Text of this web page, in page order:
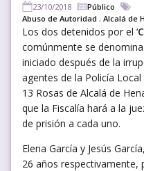
23/10/2018
Público
Abuso de Autoridad , Alcalá de
Los dos detenidos por el ‘
comúnmente se
iniciado después de la
agentes de la Policía
13 Rosas de Alcalá de
que la Fiscalía hará a la
de prisión a cada uno.
Elena García y Jesús
26 años respectivamente,